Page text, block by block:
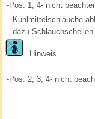
-Pos. 1, 4- nicht
- Kühlmittelschläuche
dazu Schlauchschellen
Hinweis
-Pos. 2, 3, 4- nicht